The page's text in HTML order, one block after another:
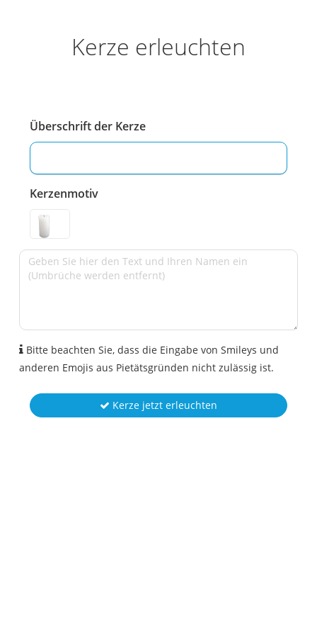
Kerze erleuchten
Überschrift der Kerze
Kerzenmotiv
Bitte beachten Sie, dass die Eingabe von Smileys und
anderen Emojis aus Pietätsgründen nicht zulässig ist.
Kerze jetzt erleuchten